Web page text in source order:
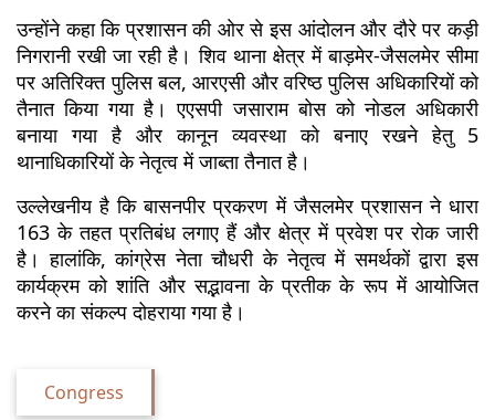
उन्होंने कहा कि प्रशासन की ओर से इस आंदोलन और दौरे पर कड़ी
निगरानी रखी जा रही है। शिव थाना क्षेत्र में बाड़मेर-जैसलमेर सीमा
पर अतिरिक्त पुलिस बल, आरएसी और वरिष्ठ पुलिस अधिकारियों को
तैनात किया गया है। एएसपी जसाराम बोस को नोडल अधिकारी
बनाया गया है और कानून व्यवस्था को बनाए रखने हेतु 5
थानाधिकारियों के नेतृत्व में जाब्ता तैनात है।
उल्लेखनीय है कि बासनपीर प्रकरण में जैसलमेर प्रशासन ने धारा
163 के तहत प्रतिबंध लगाए हैं और क्षेत्र में प्रवेश पर रोक जारी
है। हालांकि, कांग्रेस नेता चौधरी के नेतृत्व में समर्थकों द्वारा इस
कार्यक्रम को शांति और सद्भावना के प्रतीक के रूप में आयोजित
करने का संकल्प दोहराया गया है।
Congress